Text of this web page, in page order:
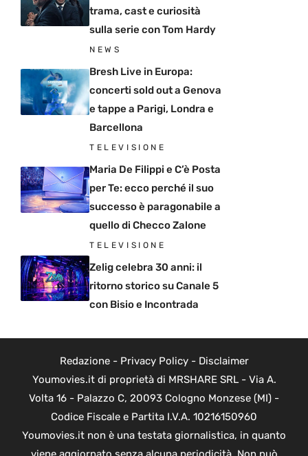
trama, cast e curiosità
sulla serie con Tom Hardy
NEWS
Bresh Live in Europa:
concerti sold out a Genova
e tappe a Parigi, Londra e
Barcellona
TELEVISIONE
Maria De Filippi e C’è Posta
per Te: ecco perché il suo
successo è paragonabile a
quello di Checco Zalone
TELEVISIONE
Zelig celebra 30 anni: il
ritorno storico su Canale 5
con Bisio e Incontrada
Redazione- Privacy Policy- Disclaimer
Youmovies.it di proprietà di MRSHARE SRL - Via A.
Volta 16 - Palazzo C, 20093 Cologno Monzese (MI) -
Codice Fiscale e Partita I.V.A. 10216150960
Youmovies.it non è una testata giornalistica, in quanto